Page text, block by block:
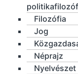
Filozófia
Jog
Néprajz
Nyelvészet